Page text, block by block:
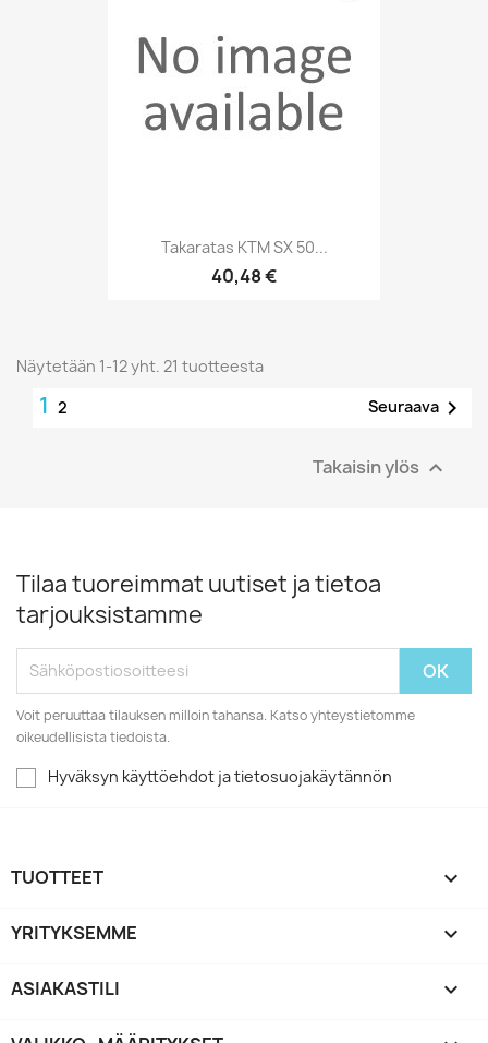
Takaratas KTM SX 50...
40,48 €
Näytetään 1-12 yht. 21 tuotteesta
1 2 Seuraava 
Takaisin ylös 
Tilaa tuoreimmat uutiset ja tietoa
tarjouksistamme
Voit peruuttaa tilauksen milloin tahansa. Katso yhteystietomme
oikeudellisista tiedoista.
Hyväksyn käyttöehdot ja tietosuojakäytännön
TUOTTEET 
YRITYKSEMME 
ASIAKASTILI 